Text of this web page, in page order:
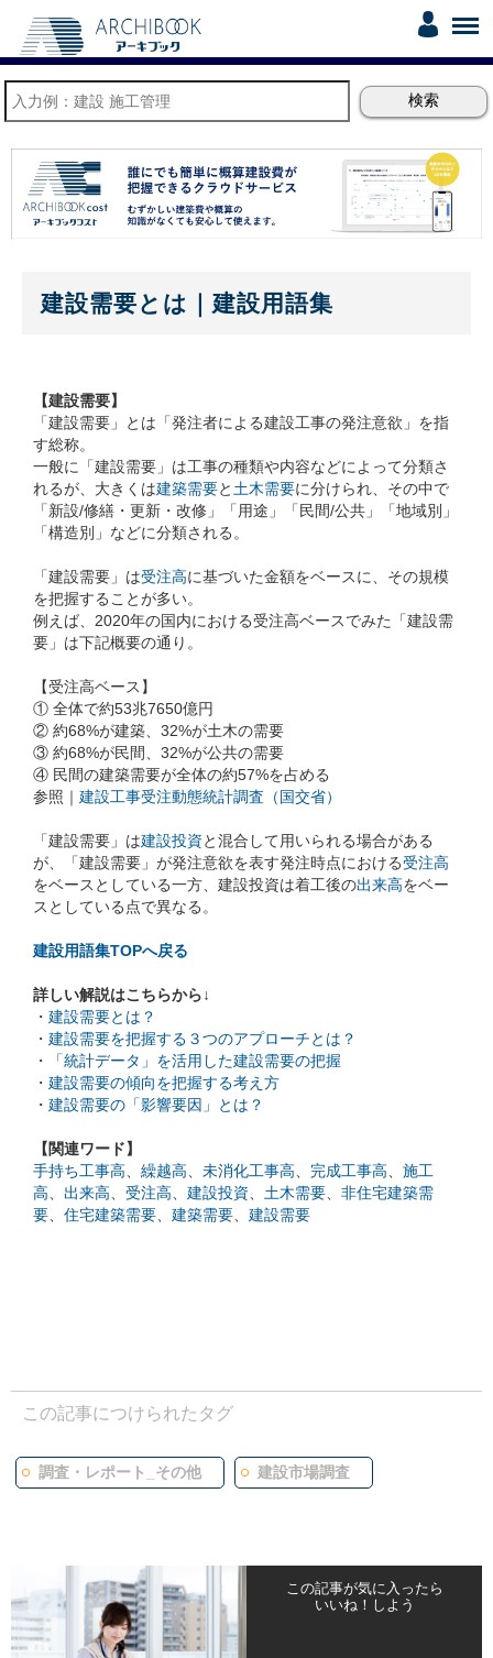
建設需要とは｜建設用語集
【建設需要】
「建設需要」とは「発注者による建設工事の発注意欲」を指
す総称。
一般に「建設需要」は工事の種類や内容などによって分類さ
れるが、大きくは建築需要と 土木需要に分けられ、その中で
「新設/修繕・更新・改修」「用途」「民間/公共」「地域別」
「構造別」などに分類される。
「建設需要」は受注高に基づいた金額をベースに、その規模
を把握することが多い。
例えば、2020年の国内における受注高ベースでみた「建設需
要」は下記概要の通り。
【受注高ベース】
① 全体で約53兆7650億円
② 約68%が建築、32%が土木の需要
③ 約68%が民間、32%が公共の需要
④ 民間の建築需要が全体の約57%を占める
参照｜ 建設工事受注動態統計調査（国交省）
「建設需要」は建設投資と混合して用いられる場合がある
が、「建設需要」が発注意欲を表す発注時点における受注高
をベースとしている一方、建設投資は着工後の出来高をベー
スとしている点で異なる。
建設用語集TOPへ戻る
詳しい解説はこちらから↓
・ 建設需要とは？
・ 建設需要を把握する３つのアプローチとは？
・
「統計データ」を活用した建設需要の把握
・ 建設需要の傾向を把握する考え方
・ 建設需要の「影響要因」とは？
【関連ワード】
手持ち工事高
繰越高 未消化工事高 完成工事高
施工
高
出来高 受注高 建設投資 土木需要
非住宅建築需
要
住宅建築需要 建築需要 建設需要
この記事につけられたタグ
調査・レポート_その他 建設市場調査
この記事が気に入ったら
いいね！しよう